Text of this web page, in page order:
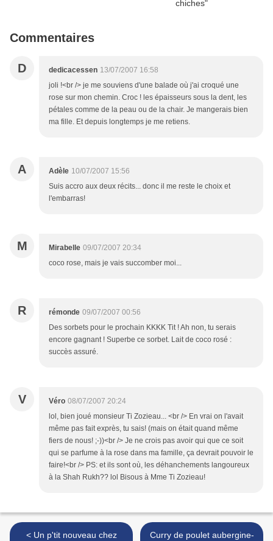
Commentaires
D dedicacessen 13/07/2007 16:58
joli !<br /> je me souviens d'une balade où j'ai croqué une
rose sur mon chemin. Croc ! les épaisseurs sous la dent, les
pétales comme de la peau ou de la chair. Je mangerais bien
ma fille. Et depuis longtemps je me retiens.
A Adèle 10/07/2007 15:56
Suis accro aux deux récits... donc il me reste le choix et
l'embarras!
M Mirabelle 09/07/2007 20:34
coco rose, mais je vais succomber moi...
R rémonde 09/07/2007 00:56
Des sorbets pour le prochain KKKK Tit ! Ah non, tu serais
encore gagnant ! Superbe ce sorbet. Lait de coco rosé :
succès assuré.
V Véro 08/07/2007 20:24
lol, bien joué monsieur Ti Zozieau... <br /> En vrai on l'avait
même pas fait exprès, tu sais! (mais on était quand même
fiers de nous! ;-))<br /> Je ne crois pas avoir qui que ce soit
qui se parfume à la rose dans ma famille, ça devrait pouvoir le
faire!<br /> PS: et ils sont où, les déhanchements langoureux
à la Shah Rukh?? lol Bisous à Mme Ti Zozieau!
< Un p'tit nouveau chez
Curry de poulet aubergine-